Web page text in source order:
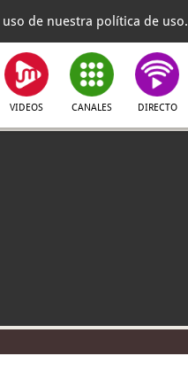
de nuestra política de uso.
VIDEOS CANALES DIRECTO